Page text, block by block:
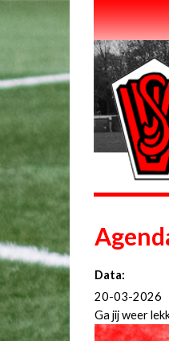
Data:
20-03-2026
Ga jij weer